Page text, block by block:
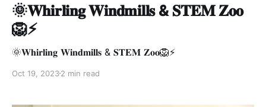
🌞𝐖𝐡𝐢𝐫𝐥𝐢𝐧𝐠 𝐖𝐢𝐧𝐝𝐦𝐢𝐥𝐥𝐬 & 𝐒𝐓𝐄𝐌 𝐙𝐨𝐨
🦁⚡
🌞𝐖𝐡𝐢𝐫𝐥𝐢𝐧𝐠 𝐖𝐢𝐧𝐝𝐦𝐢𝐥𝐥𝐬 & 𝐒𝐓𝐄𝐌 𝐙𝐨𝐨🦁⚡
Oct 19, 20232 min read